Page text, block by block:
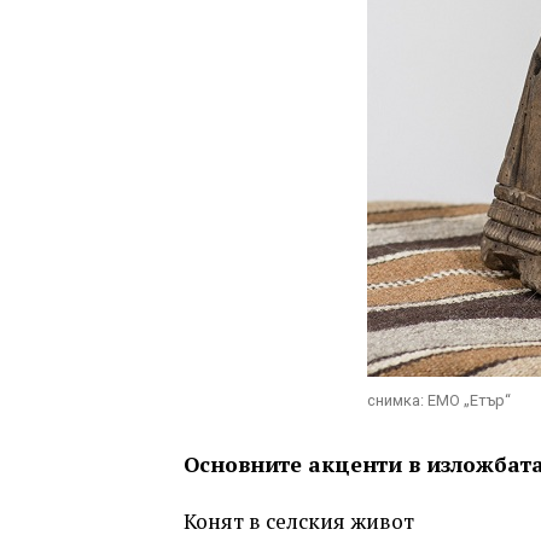
снимка: ЕМО „Етър“
Основните акценти в
Конят в селския живот